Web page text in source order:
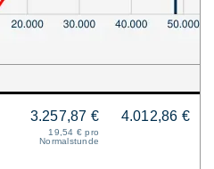
3.257,87 €
19,54 € pro
Normalstunde
4.012,86 €